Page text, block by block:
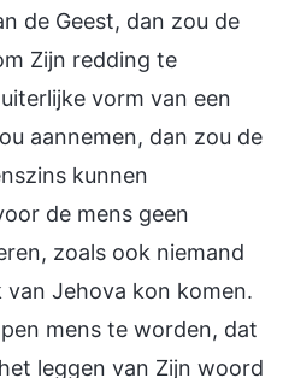
de Geest, dan zou de
Zijn redding te
vorm van een
aannemen, dan zou de
kunnen
de mens geen
zoals ook niemand
Jehova kon komen.
mens te worden, dat
leggen van Zijn woord